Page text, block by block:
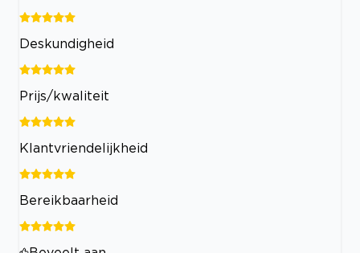
Deskundigheid
Prijs/kwaliteit
Klantvriendelijkheid
Bereikbaarheid